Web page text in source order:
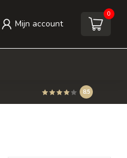
Mijn account
0
8.5